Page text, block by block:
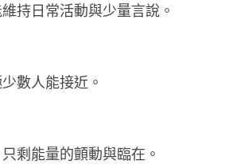
維持日常活動與少量言說。
少數人能接近。
只剩能量的顫動與臨在。